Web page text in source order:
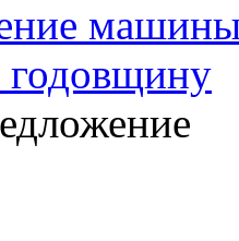
годовщину